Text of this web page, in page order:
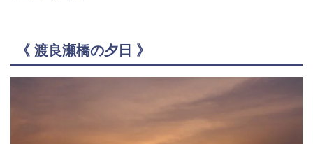
《 渡良瀬橋の夕日 》